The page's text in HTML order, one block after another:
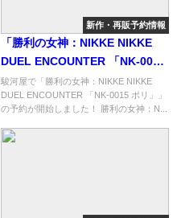
新作・再販予約情報
「勝利の女神：NIKKE NIKKE
DUEL ENCOUNTER 「NK-0015
ポリ」」の概略と予約購入可能
なショップ紹介！
駿河屋で「勝利の女神：NIKKE NIKKE
DUEL ENCOUNTER 「NK-0015 ポリ」」
の予約が開始しました！ 勝利の女神：N...